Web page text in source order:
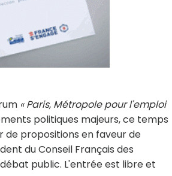
« Paris, Métropole pour l'emploi
politiques majeurs, ce temps
de propositions en faveur de
du Conseil Français des
public. L'entrée est libre et